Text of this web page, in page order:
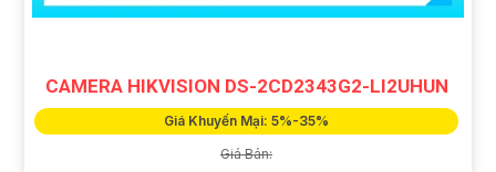
CAMERA HIKVISION DS-2CD2343G2-LI2UHUN
Giá Khuyến Mại: 5%-35%
Giá Bán: